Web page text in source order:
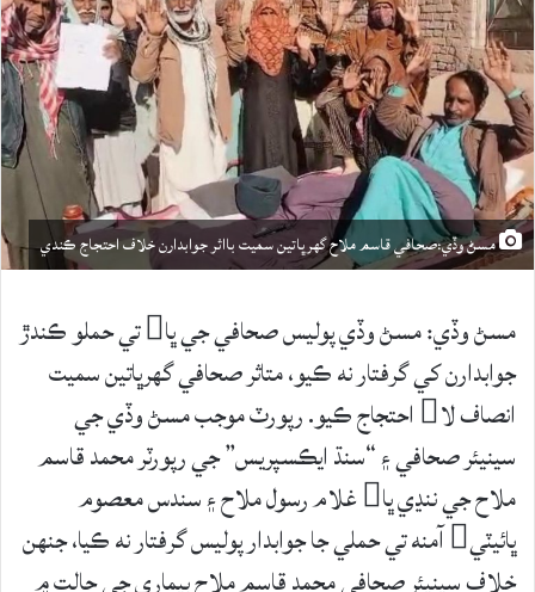
مسڻ وڏي:صحافي قاسم ملاح گهرڀاتين سميت بااثر جوابدارن خلاف احتجاج ڪندي
مسڻ وڏي: مسڻ وڏي پوليس صحافي جي ڀا تي حملو ڪندڙ
جوابدارن کي گرفتار نه ڪيو، متاثر صحافي گهرڀاتين سميت
انصاف لا احتجاج ڪيو. رپورٽ موجب مسڻ وڏي جي
سينيئر صحافي ۽ “سنڌ ايڪسپريس” جي رپورٽر محمد قاسم
ملاح جي ننڍي ڀا غلام رسول ملاح ۽ سندس معصوم
ڀائيٽي آمنه تي حملي جا جوابدار پوليس گرفتار نه ڪيا، جنهن
خلاف سينيئر صحافي محمد قاسم ملاح بيماري جي حالت ۾